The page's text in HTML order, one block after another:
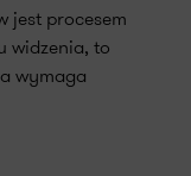
jest procesem
widzenia, to
wymaga